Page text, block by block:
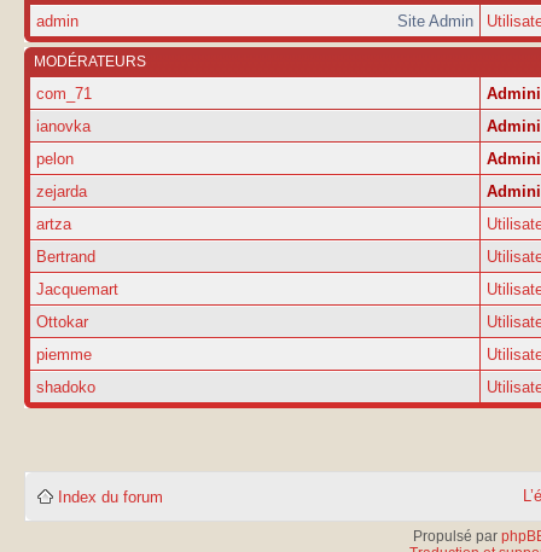
Site Admin
admin
MODÉRATEURS
com_71
ianovka
pelon
zejarda
artza
Bertrand
Jacquemart
Ottokar
piemme
shadoko
Index du forum
Propulsé par